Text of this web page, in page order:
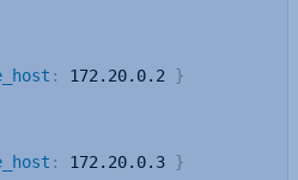
: 172.20.0.2 }
: 172.20.0.3 }